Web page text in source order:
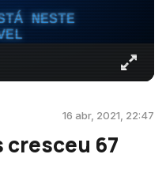
NESTE
16 abr, 2021, 22:47
cresceu 67